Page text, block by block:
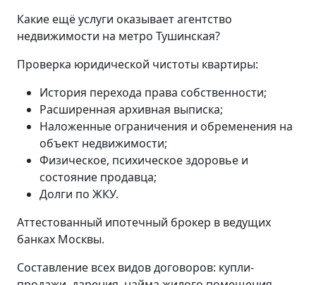
Какие ещё услуги оказывает агентство
недвижимости на метро Тушинская?
Проверка юридической чистоты квартиры:
История перехода права собственности;
Расширенная архивная выписка;
Наложенные ограничения и обременения на
объект недвижимости;
Физическое, психическое здоровье и
состояние продавца;
Долги по ЖКУ.
Аттестованный ипотечный брокер в ведущих
банках Москвы.
Составление всех видов договоров: купли-